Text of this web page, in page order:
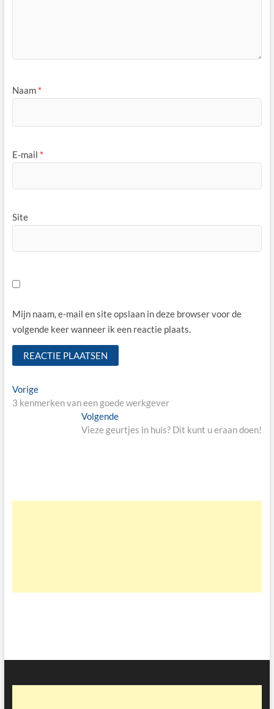
Naam *
E-mail *
Site
Mijn naam, e-mail en site opslaan in deze browser voor de
volgende keer wanneer ik een reactie plaats.
Bericht
navigatie
VorigeVorige
bericht:
3 kenmerken van een goede werkgever
VolgendeVolgende
bericht:
Vieze geurtjes in huis? Dit kunt u eraan doen!